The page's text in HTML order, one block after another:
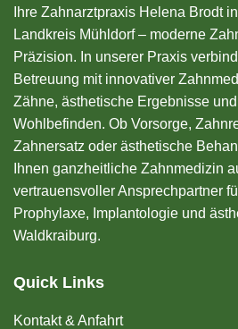
Ihre Zahnarztpraxis Helena Brodt
Landkreis Mühldorf – moderne
Präzision. In unserer Praxis
Betreuung mit innovativer
Zähne, ästhetische Ergebnisse
Wohlbefinden. Ob Vorsorge,
Zahnersatz oder ästhetische
Ihnen ganzheitliche Zahnmedizin
vertrauensvoller Ansprechpartner
Prophylaxe, Implantologie und
Waldkraiburg.
Quick Links
Kontakt & Anfahrt